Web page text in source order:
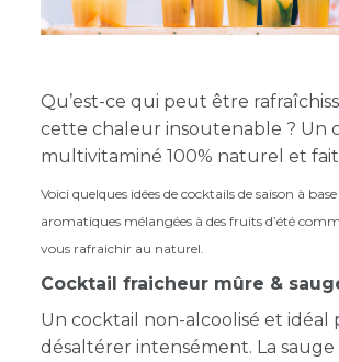
Qu’est-ce qui peut être
cette chaleur insoutenable ? Un
multivitaminé 100% naturel et fait
Voici quelques idées de cocktails de saison à
aromatiques mélangées à des fruits d’été
vous rafraichir au naturel.
Cocktail fraicheur mûre &
Un cocktail non-alcoolisé et idéal
désaltérer intensément. La